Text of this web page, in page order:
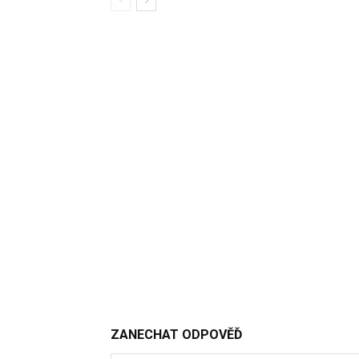
ZANECHAT ODPOVĚĎ